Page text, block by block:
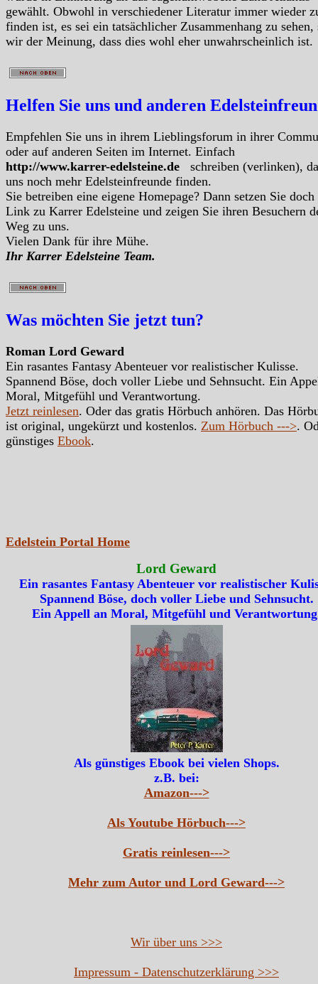
gewählt. Obwohl in verschiedener Literatur immer wieder
finden ist, es sei ein tatsächlicher Zusammenhang zu sehen,
wir der Meinung, dass dies wohl eher unwahrscheinlich ist.
Helfen Sie uns und anderen
Empfehlen Sie uns in ihrem Lieblingsforum in ihrer
oder auf anderen Seiten im Internet. Einfach
http://www.karrer-edelsteine.de
schreiben (verlinken),
uns noch mehr Edelsteinfreunde finden.
Sie betreiben eine eigene Homepage? Dann setzen Sie doch
Link zu Karrer Edelsteine und zeigen Sie ihren Besuchern
Weg zu uns.
Vielen Dank für ihre Mühe.
Ihr Karrer Edelsteine Team.
Was möchten Sie jetzt tun?
Roman Lord Geward
Ein rasantes Fantasy Abenteuer vor realistischer Kulisse.
Spannend Böse, doch voller Liebe und Sehnsucht. Ein
Moral, Mitgefühl und Verantwortung.
Jetzt reinlesen. Oder das gratis Hörbuch anhören. Das
ist original, ungekürzt und kostenlos. Zum Hörbuch --->.
günstiges Ebook.
Edelstein Portal Home
Lord Geward
Ein rasantes Fantasy Abenteuer vor realistischer
Spannend Böse, doch voller Liebe und Sehnsucht.
Ein Appell an Moral, Mitgefühl und
Als günstiges Ebook bei vielen Shops.
z.B. bei:
Amazon--->
Als Youtube Hörbuch--->
Gratis reinlesen--->
Mehr zum Autor und Lord Geward--->
Wir über uns >>>
Impressum - Datenschutzerklärung >>>